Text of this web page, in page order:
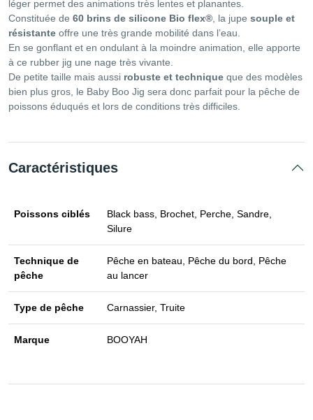
léger permet des animations très lentes et planantes.
Constituée de 60 brins de silicone Bio flex®, la jupe souple et
résistante offre une très grande mobilité dans l’eau.
En se gonflant et en ondulant à la moindre animation, elle apporte
à ce rubber jig une nage très vivante.
De petite taille mais aussi robuste et technique que des modèles
bien plus gros, le Baby Boo Jig sera donc parfait pour la pêche de
poissons éduqués et lors de conditions très difficiles.
Caractéristiques
Poissons ciblés
Black bass, Brochet, Perche, Sandre,
Silure
Technique de
pêche
Pêche en bateau, Pêche du bord, Pêche
au lancer
Type de pêche Carnassier, Truite
Marque BOOYAH